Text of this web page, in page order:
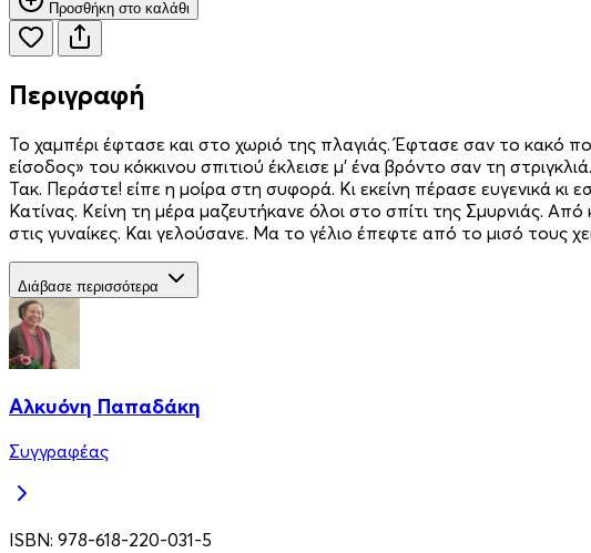
Προσθήκη στο καλάθι
Περιγραφή
Το χαμπέρι έφτασε και στο χωριό της πλαγιάς. Έφτασε σαν το κακό
είσοδος» του κόκκινου σπιτιού έκλεισε μ’ ένα βρόντο σαν τη
Τακ. Περάστε! είπε η μοίρα στη συφορά. Κι εκείνη πέρασε ευγενικά
Κατίνας. Κείνη τη μέρα μαζευτήκανε όλοι στο σπίτι της Σμυρνιάς.
στις γυναίκες. Και γελούσανε. Μα το γέλιο έπεφτε από το μισό τους
Διάβασε περισσότερα
Αλκυόνη Παπαδάκη
Συγγραφέας
ISBN: 978-618-220-031-5